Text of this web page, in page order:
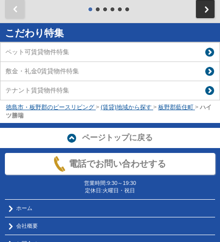
こだわり特集
ペット可賃貸物件特集
敷金・礼金0賃貸物件特集
テナント賃貸物件特集
徳島市・板野郡のピースリビング > (賃貸)地域から探す > 板野郡藍住町 > ハイ
ツ勝瑞
ページトップに戻る
電話でお問い合わせする
営業時間:9:30～19:30
定休日:火曜日・祝日
ホーム
会社概要